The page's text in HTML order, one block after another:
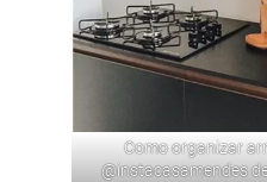
Como organizar
@instacasamendes